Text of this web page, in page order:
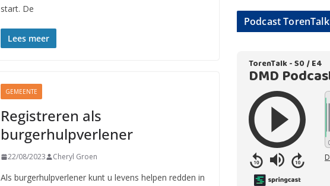
start. De
Lees meer
GEMEENTE
Registreren als
burgerhulpverlener
22/08/2023 Cheryl Groen
Als burgerhulpverlener kunt u levens helpen redden in
Podcast TorenTalk